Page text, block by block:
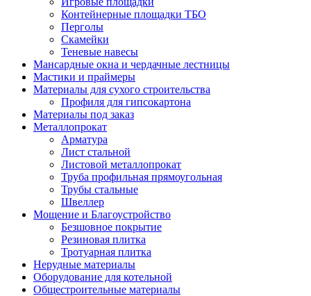
Контейнерные площадки ТБО
Перголы
Скамейки
Теневые навесы
Мансардные окна и чердачные лестницы
Мастики и праймеры
Материалы для сухого строительства
Профиля для гипсокартона
Материалы под заказ
Металлопрокат
Арматура
Лист стальной
Листовой металлопрокат
Труба профильная прямоугольная
Трубы стальные
Швеллер
Мощение и Благоустройство
Безшовное покрытие
Резиновая плитка
Тротуарная плитка
Нерудные материалы
Оборудование для котельной
Общестроительные материалы